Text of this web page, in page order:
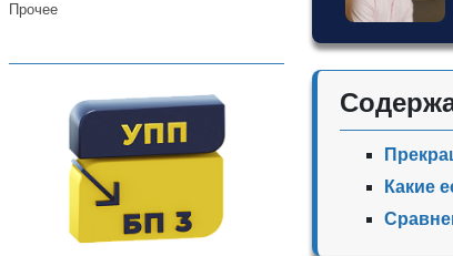
Прочее
Какие